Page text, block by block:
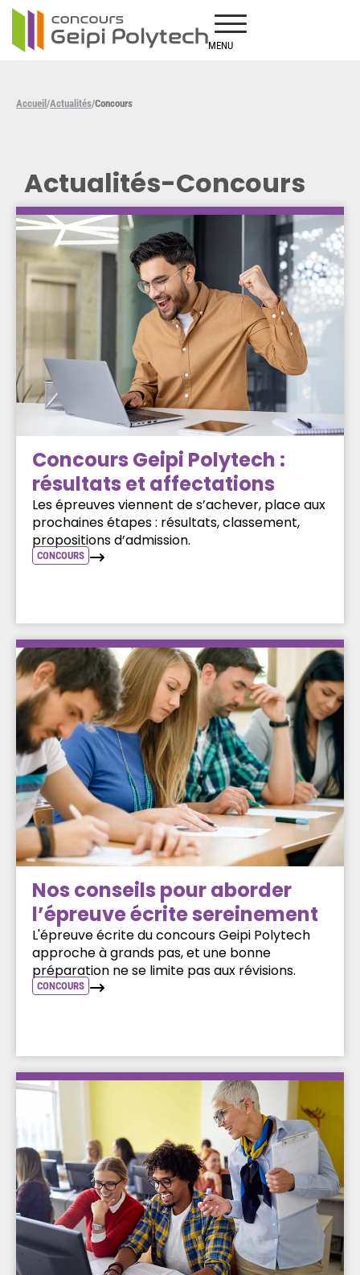
MENU
Accueil /Actualités/Concours
Actualités-Concours
Concours Geipi Polytech :
résultats et affectations
Les épreuves viennent de s’achever, place aux
prochaines étapes : résultats, classement,
propositions d’admission.
CONCOURS
Nos conseils pour aborder
l’épreuve écrite sereinement
L'épreuve écrite du concours Geipi Polytech
approche à grands pas, et une bonne
préparation ne se limite pas aux révisions.
CONCOURS